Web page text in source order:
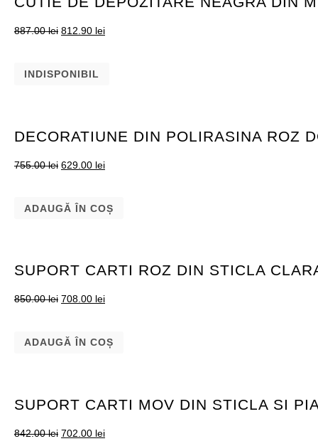
887.00lei 812.90 lei
INDISPONIBIL
DECORATIUNE DIN POLIRASINA ROZ
755.00lei 629.00 lei
ADAUGĂ ÎN COȘ
SUPORT CARTI ROZ DIN STICLA
850.00lei 708.00 lei
ADAUGĂ ÎN COȘ
SUPORT CARTI MOV DIN STICLA SI
842.00lei 702.00 lei